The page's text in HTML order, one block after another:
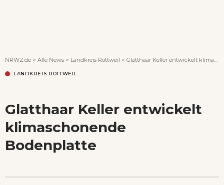
NRWZ.de > Alle News > Landkreis Rottweil > Glatthaar Keller entwickelt klimaschonende Bodenplatte
LANDKREIS ROTTWEIL
Glatthaar Keller entwickelt
klimaschonende
Bodenplatte